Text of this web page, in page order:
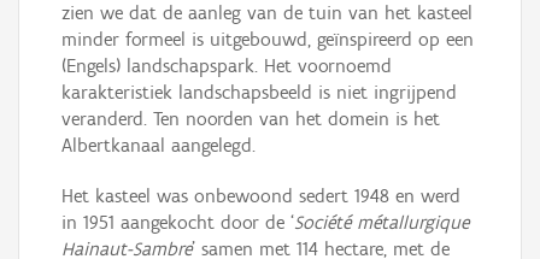
zien we dat de aanleg van de tuin van het kasteel
minder formeel is uitgebouwd, geïnspireerd op een
(Engels) landschapspark. Het voornoemd
karakteristiek landschapsbeeld is niet ingrijpend
veranderd. Ten noorden van het domein is het
Albertkanaal aangelegd.
Het kasteel was onbewoond sedert 1948 en werd
in 1951 aangekocht door de ‘Société métallurgique
Hainaut-Sambre’ samen met 114 hectare, met de